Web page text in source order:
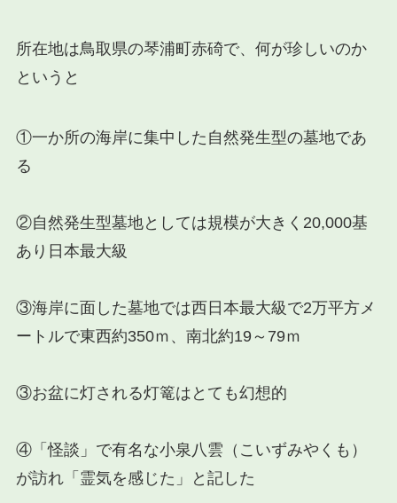
所在地は鳥取県の琴浦町赤碕で、何が珍しいのか
というと
①一か所の海岸に集中 した 自然発生型の墓地であ
る
②自然発生型墓地としては規模が大きく20,000基
あり日本最大級
③海岸に面した墓地では西日本最大級で2万平方メ
ートルで東西約350ｍ、南北約19～79ｍ
③お盆に灯される灯篭はとても幻想的
④「怪談」で有名な小泉八雲（こいずみやくも）
が訪れ「 霊気を感じた」と記した